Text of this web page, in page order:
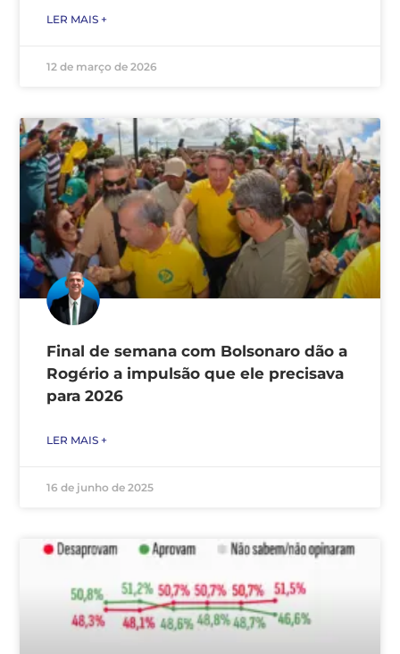
LER MAIS +
12 de março de 2026
Final de semana com Bolsonaro dão a
Rogério a impulsão que ele precisava
para 2026
LER MAIS +
16 de junho de 2025